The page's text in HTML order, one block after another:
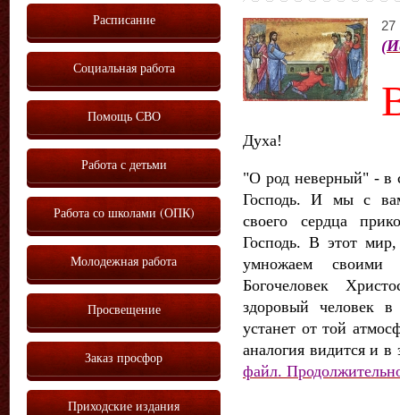
27
Духа!
"О род неверный" - в
Господь. И мы с
своего сердца
Господь. В этот
умножаем своими
Богочеловек
здоровый человек
устанет от той
аналогия видится и в
файл.
Расписание
Социальная работа
Помощь СВО
Работа с детьми
Работа со школами (ОПК)
Молодежная работа
Просвещение
Заказ просфор
Приходские издания